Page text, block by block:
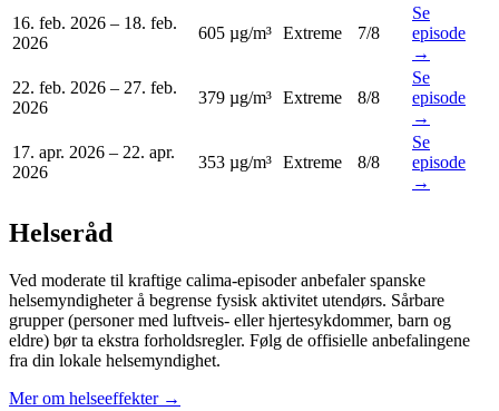
16. feb. 2026 – 18. feb.
2026
605 µg/m³ Extreme 7/8
Se
episode
→
22. feb. 2026 – 27. feb.
2026
379 µg/m³ Extreme 8/8
Se
episode
→
17. apr. 2026 – 22. apr.
2026
353 µg/m³ Extreme 8/8
Se
episode
→
Helseråd
Ved moderate til kraftige calima-episoder anbefaler spanske
helsemyndigheter å begrense fysisk aktivitet utendørs. Sårbare
grupper (personer med luftveis- eller hjertesykdommer, barn og
eldre) bør ta ekstra forholdsregler. Følg de offisielle anbefalingene
fra din lokale helsemyndighet.
Mer om helseeffekter→